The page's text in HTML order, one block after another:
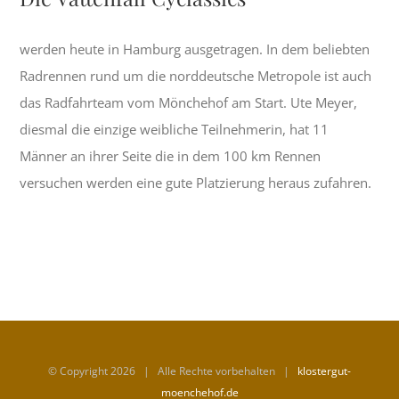
werden heute in Hamburg ausgetragen. In dem beliebten
Radrennen rund um die norddeutsche Metropole ist auch
das Radfahrteam vom Mönchehof am Start. Ute Meyer,
diesmal die einzige weibliche Teilnehmerin, hat 11
Männer an ihrer Seite die in dem 100 km Rennen
versuchen werden eine gute Platzierung heraus zufahren.
© Copyright2026 | Alle Rechte vorbehalten | klostergut-
moenchehof.de